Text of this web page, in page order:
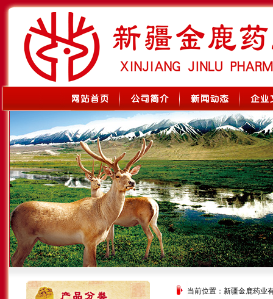
当前位置：新疆金鹿药业